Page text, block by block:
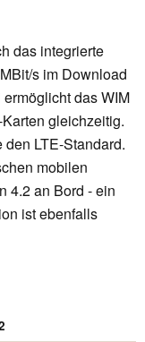
das integrierte
s im Download
das WIM
gleichzeitig.
LTE-Standard.
mobilen
4.2 an Bord - ein
ist ebenfalls